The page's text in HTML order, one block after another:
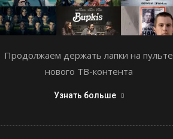
Продолжаем держать лапки на пульте
нового ТВ-контента
Узнать больше